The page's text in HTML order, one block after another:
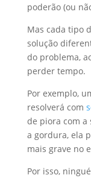
poderão (ou
Mas cada tipo
solução
do problema,
perder tempo.
Por exemplo,
resolverá com
de piora com a
a gordura, ela
mais grave no
Por isso,